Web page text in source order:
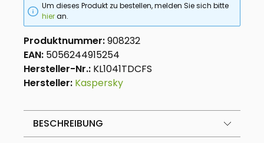
Um dieses Produkt zu bestellen, melden Sie sich bitte
hieran.
Produktnummer:908232
EAN: 5056244915254
Hersteller-Nr.: KL1041TDCFS
Hersteller: Kaspersky
BESCHREIBUNG